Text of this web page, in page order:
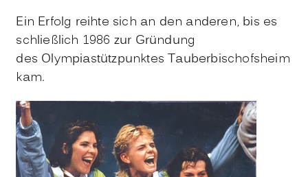
Ein Erfolg reihte sich an den anderen, bis es
schließlich 1986 zur Gründung
des Olympiastützpunktes Tauberbischofsheim
kam.